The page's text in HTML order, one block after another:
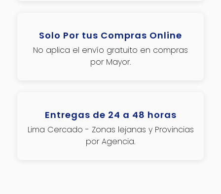
Solo Por tus Compras Online
No aplica el envío gratuito en compras
por Mayor.
Entregas de 24 a 48 horas
Lima Cercado - Zonas lejanas y Provincias
por Agencia.